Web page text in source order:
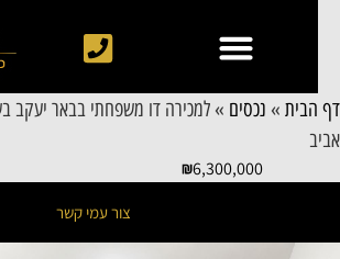
הבית»נכסים»למכירה דו משפחתי בבאר יעקב
6,300,000
צור עמי קשר